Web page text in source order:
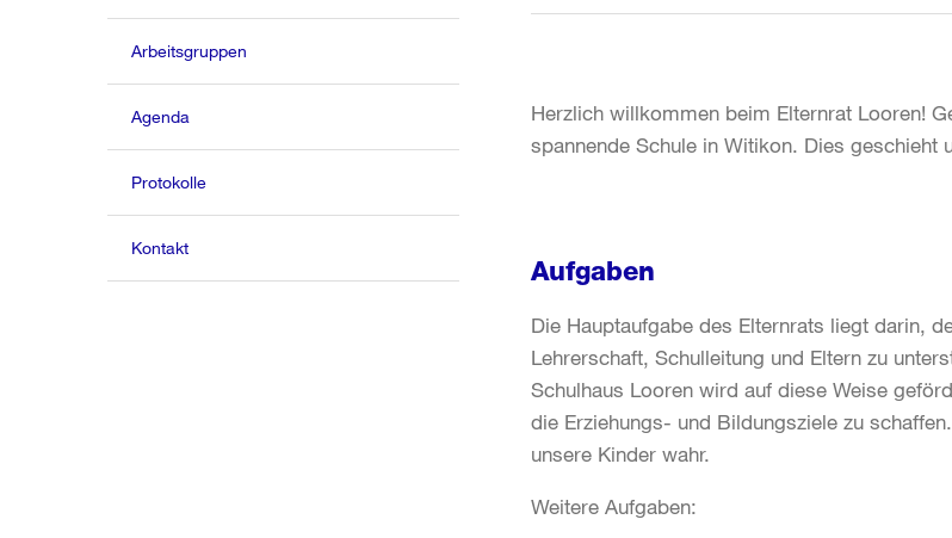
Herzlich willkommen beim Elternrat Looren!
spannende Schule in Witikon. Dies geschieht
Aufgaben
Die Hauptaufgabe des Elternrats liegt darin,
Lehrerschaft, Schulleitung und Eltern zu
Schulhaus Looren wird auf diese Weise
die Erziehungs- und Bildungsziele zu
unsere Kinder wahr.
Weitere Aufgaben:
Arbeitsgruppen
Agenda
Protokolle
Kontakt